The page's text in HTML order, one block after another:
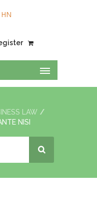
LAW
NISI